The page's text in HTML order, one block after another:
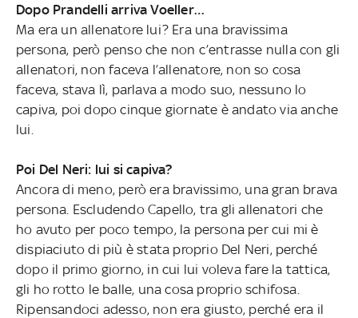
Dopo Prandelli arriva Voeller…
Ma era un allenatore lui? Era una bravissima
persona, però penso che non c’entrasse nulla con gli
allenatori, non faceva l’allenatore, non so cosa
faceva, stava lì, parlava a modo suo, nessuno lo
capiva, poi dopo cinque giornate è andato via anche
lui.
Poi Del Neri: lui si capiva?
Ancora di meno, però era bravissimo, una gran brava
persona. Escludendo Capello, tra gli allenatori che
ho avuto per poco tempo, la persona per cui mi è
dispiaciuto di più è stata proprio Del Neri, perché
dopo il primo giorno, in cui lui voleva fare la tattica,
gli ho rotto le balle, una cosa proprio schifosa.
Ripensandoci adesso, non era giusto, perché era il